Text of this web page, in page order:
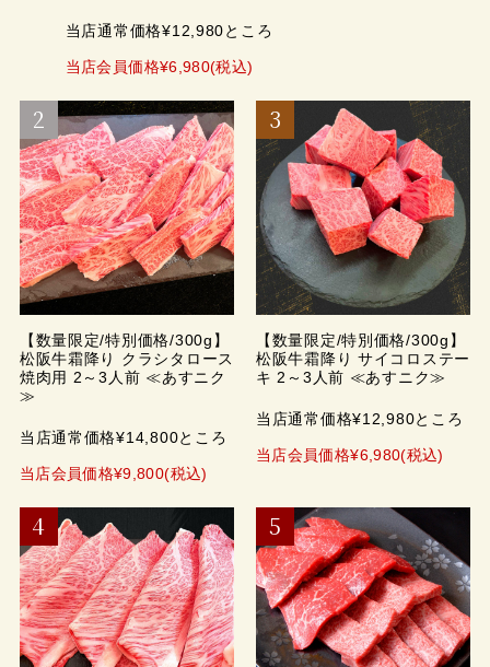
当店通常価格¥12,980ところ
当店会員価格¥6,980(税込)
【数量限定/特別価格/300g】
松阪牛霜降り クラシタロース
焼肉用 2～3人前 ≪あすニク
≫
当店通常価格¥14,800ところ
当店会員価格¥9,800(税込)
【数量限定/特別価格/300g】
松阪牛霜降り サイコロステー
キ 2～3人前 ≪あすニク≫
当店通常価格¥12,980ところ
当店会員価格¥6,980(税込)